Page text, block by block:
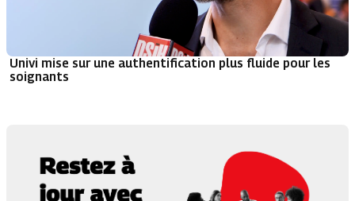
Univi mise sur une authentification plus fluide pour les
soignants